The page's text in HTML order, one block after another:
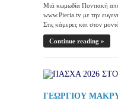
Μιά κωμωδία Ποντιακή
www.Pieria.tv με την
Στις κάμερες και στον
Continue reading »
ΓΕΩΡΓΙΟΥ